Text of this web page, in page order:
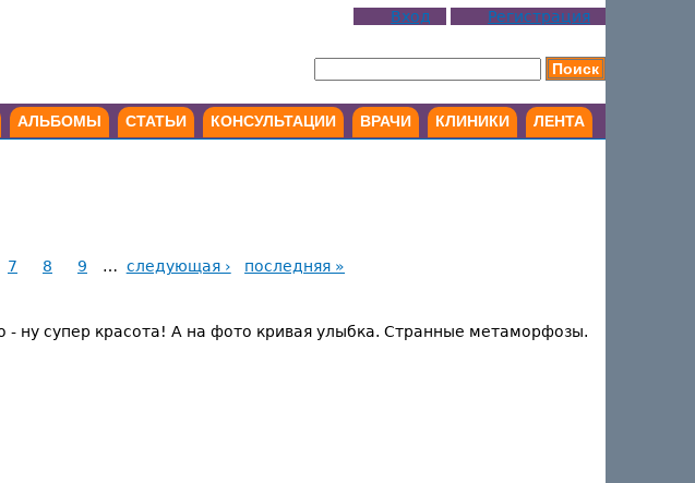
Вход Регистрация
АЛЬБОМЫ СТАТЬИ КОНСУЛЬТАЦИИ ВРАЧИ КЛИНИКИ ЛЕНТА
7 8 9 … следующая › последняя »
- ну супер красота! А на фото кривая улыбка. Странные метаморфозы.